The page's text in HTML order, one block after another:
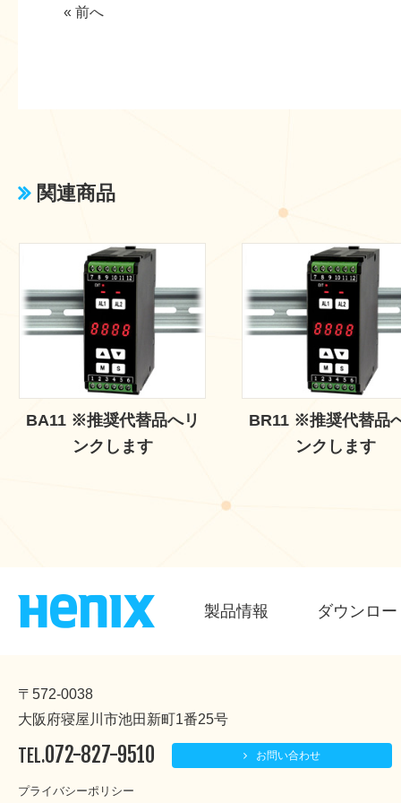
« 前へ
関連商品
BA11 ※推奨代替品へリ
ンクします
BR11 ※推奨代替品
ンクします
製品情報 ダウンロ
〒572-0038
大阪府寝屋川市池田新町1番25号
TEL.072-827-9510 お問い合わせ
プライバシーポリシー